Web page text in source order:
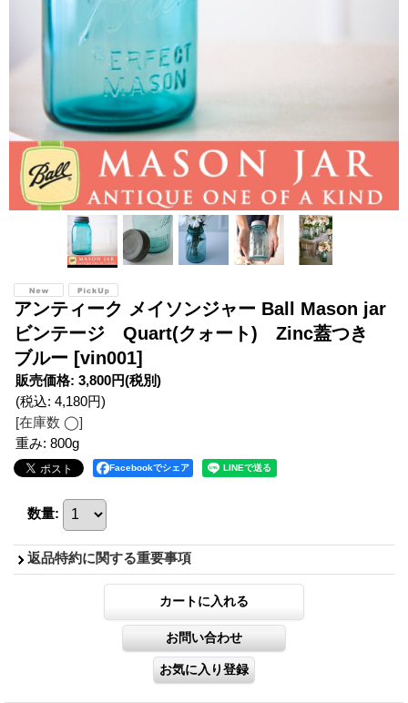
アンティーク メイソンジャー Ball Mason jar
ビンテージ Quart(クォート) Zinc蓋つき
ブルー [vin001]
販売価格: 3,800円(税別)
(税込: 4,180円)
[在庫数 ◯]
重み: 800g
Facebookでシェア
数量:
返品特約に関する重要事項